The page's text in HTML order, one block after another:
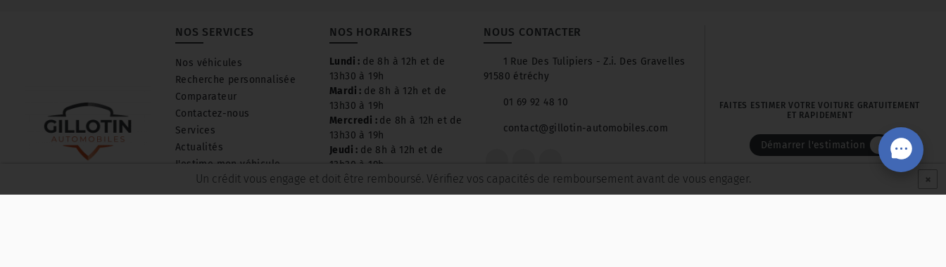
NOS SERVICES
Nos véhicules
Recherche personnalisée
Comparateur
Contactez-nous
Services
Actualités
J'estime mon véhicule
Suivez-nous
Les avis de nos clients
NOS HORAIRES
Lundi : de 8h à 12h et de
13h30 à 19h
Mardi : de 8h à 12h et de
13h30 à 19h
Mercredi : de 8h à 12h et de
13h30 à 19h
Jeudi : de 8h à 12h et de
13h30 à 19h
Vendredi :de 8h à 12h et de
13h30 à 19h
NOUS CONTACTER
1 Rue Des Tulipiers - Z.i. Des Gravelles
91580 étréchy
01 69 92 48 10
contact@gillotin-automobiles.com
FAITES ESTIMER VOTRE VOITURE GRATUITEMENT
ET RAPIDEMENT
Démarrer l'estimation
Un crédit vous engage et doit être remboursé. Vérifiez vos capacités de remboursement avant de vous engager. ×